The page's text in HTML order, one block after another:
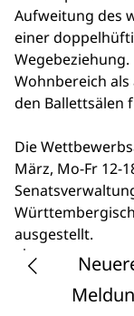
Aufweitung des
einer
Wohnbereich
den Ballettsälen
Die
März, Mo-Fr 12-
ausgestellt.